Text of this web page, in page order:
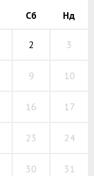
Сб Нд
2 3
9 10
16 17
23 24
30 31